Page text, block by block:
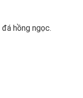
hồng ngọc.